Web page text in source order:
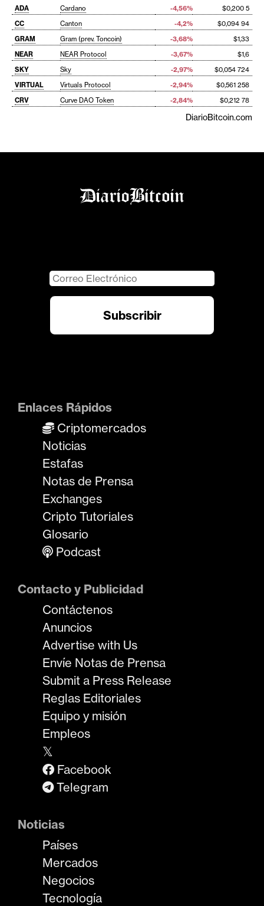
ADA Cardano -4,56%
$0,200 5
CC
Canton -4,2%
$0,094 94
GRAM
Gram (prev. Toncoin) -3,68%
$1,33
NEAR
NEAR Protocol -3,67%
$1,6
SKY
Sky -2,97%
$0,054 724
VIRTUAL
Virtuals Protocol -2,94%
$0,561 258
CRV
Curve DAO Token -2,84% $0,212 78
DiarioBitcoin.com
Enlaces Rápidos
Criptomercados
Noticias
Estafas
Notas de Prensa
Exchanges
Cripto Tutoriales
Glosario
Podcast
Contacto y Publicidad
Contáctenos
Anuncios
Advertise with Us
Envíe Notas de Prensa
Submit a Press Release
Reglas Editoriales
Equipo y misión
Empleos
𝕏
Facebook
Telegram
Noticias
Países
Mercados
Negocios
Tecnología